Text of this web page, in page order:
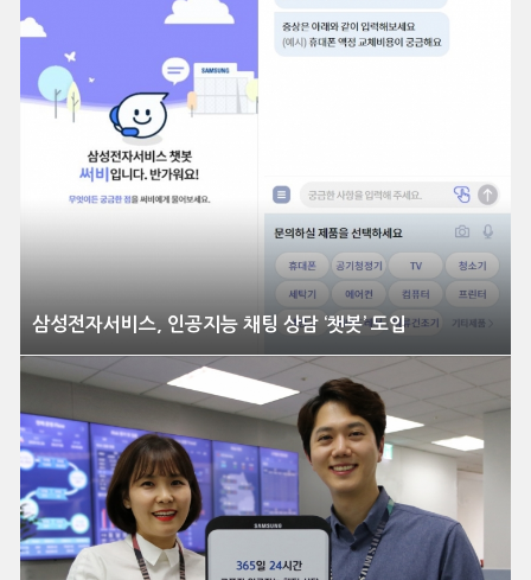
삼성전자서비스, 인공지능 채팅 상담 ‘챗봇’ 도입